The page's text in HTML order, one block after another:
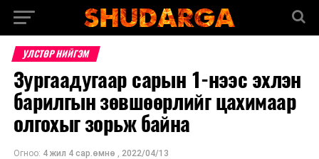
УЛСТӨР НИЙГЭМ
Зургаадугаар сарын 1-нээс эхлэн
барилгын зөвшөөрлийг цахимаар
олгохыг зорьж байна
Огноо: 4 жил 4 сар.өмнө , 2022/04/13